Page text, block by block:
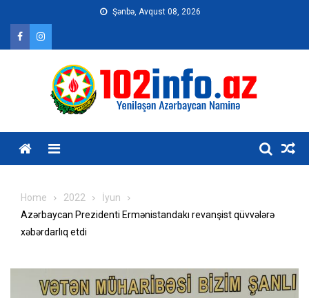
content
Şənbə, Avqust 08, 2026
Home 2022
İyun
Azərbaycan Prezidenti Ermənistandakı revanşist qüvvələrə
xəbərdarlıq etdi